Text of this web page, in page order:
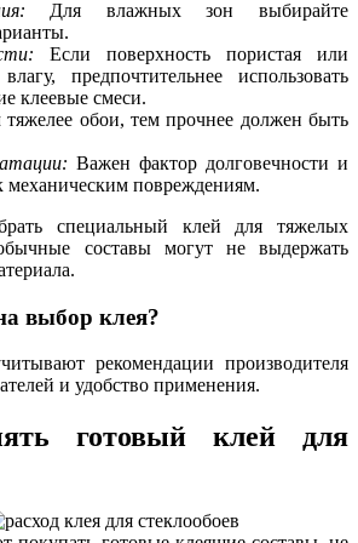
Для влажных зон выбирайте
Если поверхность пористая или
предпочтительнее использовать
клеевые смеси.
тяжелее обои, тем прочнее должен быть
Важен фактор долговечности и
механическим повреждениям.
специальный клей для тяжелых
составы могут не выдержать
выбор клея?
рекомендации производителя
и удобство применения.
готовый клей для